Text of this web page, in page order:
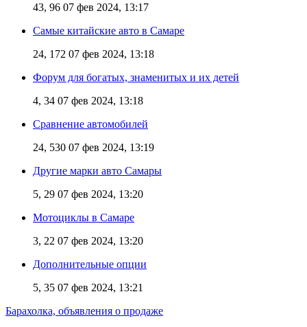
43, 96 07 фев 2024, 13:17
Самые китайские авто в Самаре
24, 172 07 фев 2024, 13:18
Форум для богатых, знаменитых и их детей
4, 34 07 фев 2024, 13:18
Сравнение автомобилей
24, 530 07 фев 2024, 13:19
Другие марки авто Самары
5, 29 07 фев 2024, 13:20
Мотоциклы в Самаре
3, 22 07 фев 2024, 13:20
Дополнительные опции
5, 35 07 фев 2024, 13:21
Барахолка, объявления о продаже